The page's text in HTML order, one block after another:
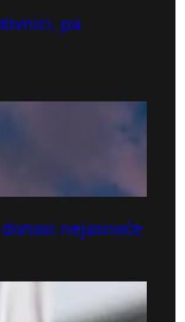
pa
nejasnoće